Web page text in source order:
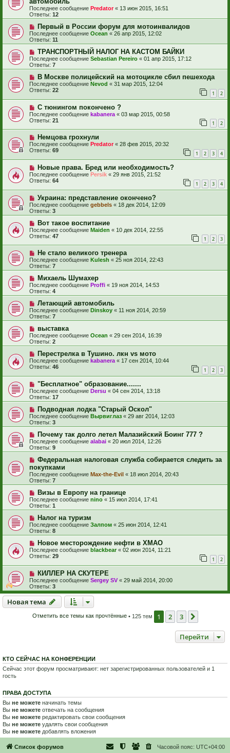
Последнее сообщение Predator« 13 июн 2015, 16:51
Ответы: 12
Первый в России форум для мотоинвалидов
Последнее сообщение Ocean « 26 апр 2015, 12:02
Ответы: 11
ТРАНСПОРТНЫЙ НАЛОГ НА КАСТОМ БАЙКИ
Последнее сообщение Sebastian Pereiro « 01 апр 2015, 17:12
Ответы: 7
В Москве полицейский на мотоцикле сбил пешехода
Последнее сообщение Nevod « 31 мар 2015, 12:04
Ответы: 22 1 2
С тюнингом покончено ?
Последнее сообщение kabanera « 03 мар 2015, 00:58
Ответы: 21 1 2
Немцова грохнули
Последнее сообщение Predator« 28 фев 2015, 20:32
Ответы: 69 1 2 3 4
Новые права. Бред или необходимость?
Последнее сообщение Persik « 29 янв 2015, 21:52
Ответы: 64 1 2 3 4
Украина: представление окончено?
Последнее сообщение gebbels « 18 дек 2014, 12:09
Ответы: 3
Вот такое воспитание
Последнее сообщение Maiden « 10 дек 2014, 22:55
Ответы: 47 1 2 3
Не стало великого тренера
Последнее сообщение Kulesh « 25 ноя 2014, 22:43
Ответы: 7
Михаель Шумахер
Последнее сообщение Proffi « 19 ноя 2014, 14:53
Ответы: 4
Летающий автомобиль
Последнее сообщение Dinskoy « 11 ноя 2014, 20:59
Ответы: 7
выставка
Последнее сообщение Ocean « 29 сен 2014, 16:39
Ответы: 2
Перестрелка в Тушино. лкн vs мото
Последнее сообщение kabanera « 17 сен 2014, 10:44
Ответы: 46 1 2 3
"Бесплатное" образование.......
Последнее сообщение Dersu « 04 сен 2014, 13:18
Ответы: 17
Подводная лодка "Старый Оскол"
Последнее сообщение Вырвиглаз « 29 авг 2014, 12:03
Ответы: 3
Почему так долго летел Малазийский Боинг 777 ?
Последнее сообщение alabai « 20 июл 2014, 12:26
Ответы: 9
Федеральная налоговая служба собирается следить за
покупками
Последнее сообщение Max-the-Evil « 18 июл 2014, 20:43
Ответы: 7
Визы в Европу на границе
Последнее сообщение nino « 15 июл 2014, 17:41
Ответы: 1
Налог на туризм
Последнее сообщение Залпом « 25 июн 2014, 12:41
Ответы: 8
Новое месторождение нефти в ХМАО
Последнее сообщение blackbear« 02 июн 2014, 11:21
Ответы: 29 1 2
КИЛЛЕР НА СКУТЕРЕ
Последнее сообщение Sergey SV « 29 май 2014, 20:00
Ответы: 3
Новая тема
Новаятема
Отметить все темы как прочтённые• 125 тем 1 2 3
Перейти
КТО СЕЙЧАС НА КОНФЕРЕНЦИИ
Сейчас этот форум просматривают: нет зарегистрированных пользователей и 1
гость
ПРАВА ДОСТУПА
Вы не можете начинать темы
Вы не можете отвечать на сообщения
Вы не можете редактировать свои сообщения
Вы не можете удалять свои сообщения
Вы не можете добавлять вложения
Список форумов Часовой пояс: UTC+04:00